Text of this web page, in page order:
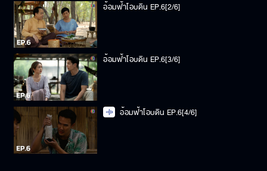
อ้อมฟ้าโอบดิน EP.6[2/6]
อ้อมฟ้าโอบดิน EP.6[3/6]
อ้อมฟ้าโอบดิน EP.6[4/6]